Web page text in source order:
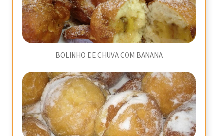
BOLINHO DE CHUVA COM BANANA